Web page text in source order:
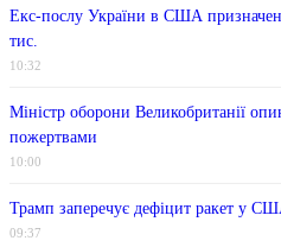
Екс-послу України в США
тис.
10:32
Міністр оборони Великобританії
пожертвами
10:00
Трамп заперечує дефіцит ракет у
09:37